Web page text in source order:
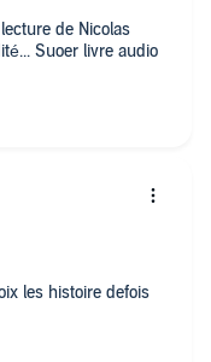
de Nicolas
Suoer livre audio
les histoire defois